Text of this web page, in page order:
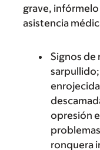
grave,
asistencia
Signos de
opresión
ronquera